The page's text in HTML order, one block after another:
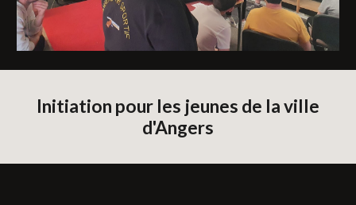
Initiation pour les jeunes de la ville
d'Angers